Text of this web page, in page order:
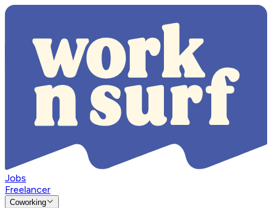
Jobs
Freelancer
Coworking